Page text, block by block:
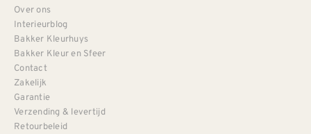
Over ons
Interieurblog
Bakker Kleurhuys
Bakker Kleur en Sfeer
Contact
Zakelijk
Garantie
Verzending & levertijd
Retourbeleid